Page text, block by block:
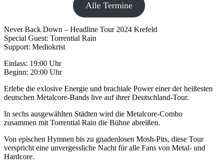
Alle Termine
Never Back Down – Headline Tour 2024 Krefeld
Special Guest: Torrential Rain
Support: Mediokrist
Einlass: 19:00 Uhr
Beginn: 20:00 Uhr
Erlebe die exlosive Energie und brachiale Power einer der heißesten
deutschen Metalcore-Bands live auf ihrer Deutschland-Tour.
In sechs ausgewählten Städten wird die Metalcore-Combo
zusammen mit Torrential Rain die Bühne abreißen.
Von epischen Hymnen bis zu gnadenlosen Mosh-Pits, diese Tour
verspricht eine unvergessliche Nacht für alle Fans von Metal- und
Hardcore.